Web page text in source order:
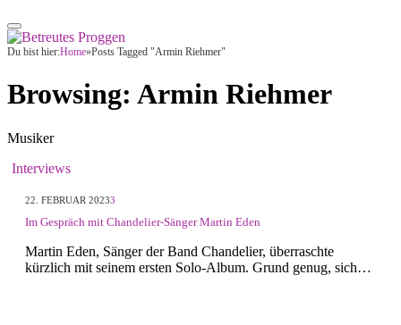
Du bist hier:Home»Posts Tagged "Armin Riehmer"
Browsing: Armin Riehmer
Musiker
Interviews
22. FEBRUAR 20233
Im Gespräch mit Chandelier-Sänger Martin Eden
Martin Eden, Sänger der Band Chandelier, überraschte
kürzlich mit seinem ersten Solo-Album. Grund genug, sich…